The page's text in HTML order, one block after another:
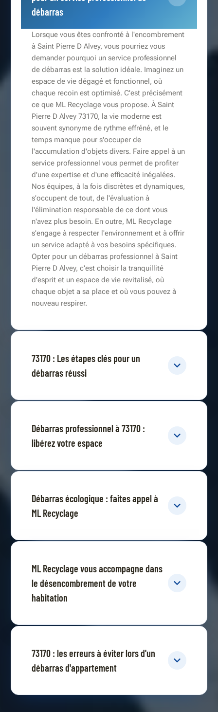
débarras
Lorsque vous êtes confronté à l'encombrement
à Saint Pierre D Alvey, vous pourriez vous
demander pourquoi un service professionnel
de débarras est la solution idéale. Imaginez un
espace de vie dégagé et fonctionnel, où
chaque recoin est optimisé. C'est précisément
ce que ML Recyclage vous propose. À Saint
Pierre D Alvey 73170, la vie moderne est
souvent synonyme de rythme effréné, et le
temps manque pour s'occuper de
l'accumulation d'objets divers. Faire appel à un
service professionnel vous permet de profiter
d'une expertise et d'une efficacité inégalées.
Nos équipes, à la fois discrètes et dynamiques,
s'occupent de tout, de l'évaluation à
l'élimination responsable de ce dont vous
n'avez plus besoin. En outre, ML Recyclage
s'engage à respecter l'environnement et à offrir
un service adapté à vos besoins spécifiques.
Opter pour un débarras professionnel à Saint
Pierre D Alvey, c'est choisir la tranquillité
d'esprit et un espace de vie revitalisé, où
chaque objet a sa place et où vous pouvez à
nouveau respirer.
73170 : Les étapes clés pour un
débarras réussi
Débarras professionnel à 73170 :
libérez votre espace
Débarras écologique : faites appel à
ML Recyclage
ML Recyclage vous accompagne dans
le désencombrement de votre
habitation
73170 : les erreurs à éviter lors d'un
débarras d'appartement